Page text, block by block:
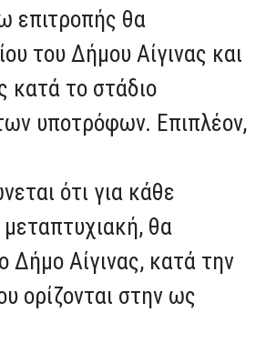
επιτροπής θα
του Δήμου Αίγινας και
κατά το στάδιο
υποτρόφων. Επιπλέον,
ότι για κάθε
θα
Δήμο Αίγινας, κατά την
ορίζονται στην ως